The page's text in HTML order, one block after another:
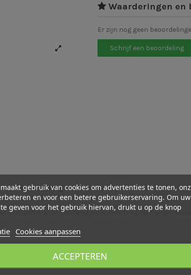
Waarderingen en
Er zijn nog geen
Schrijf een beoordeling
Beschrijving Beoordelingen (0)
olifant is echt een feestje om mee te spelen en de
gebruik van cookies om advertenties te tonen,
en voor een betere gebruikerservaring. Om uw
geven voor het gebruik hiervan, drukt u op de knop
Cookies aanpassen
ACCEPTEREN